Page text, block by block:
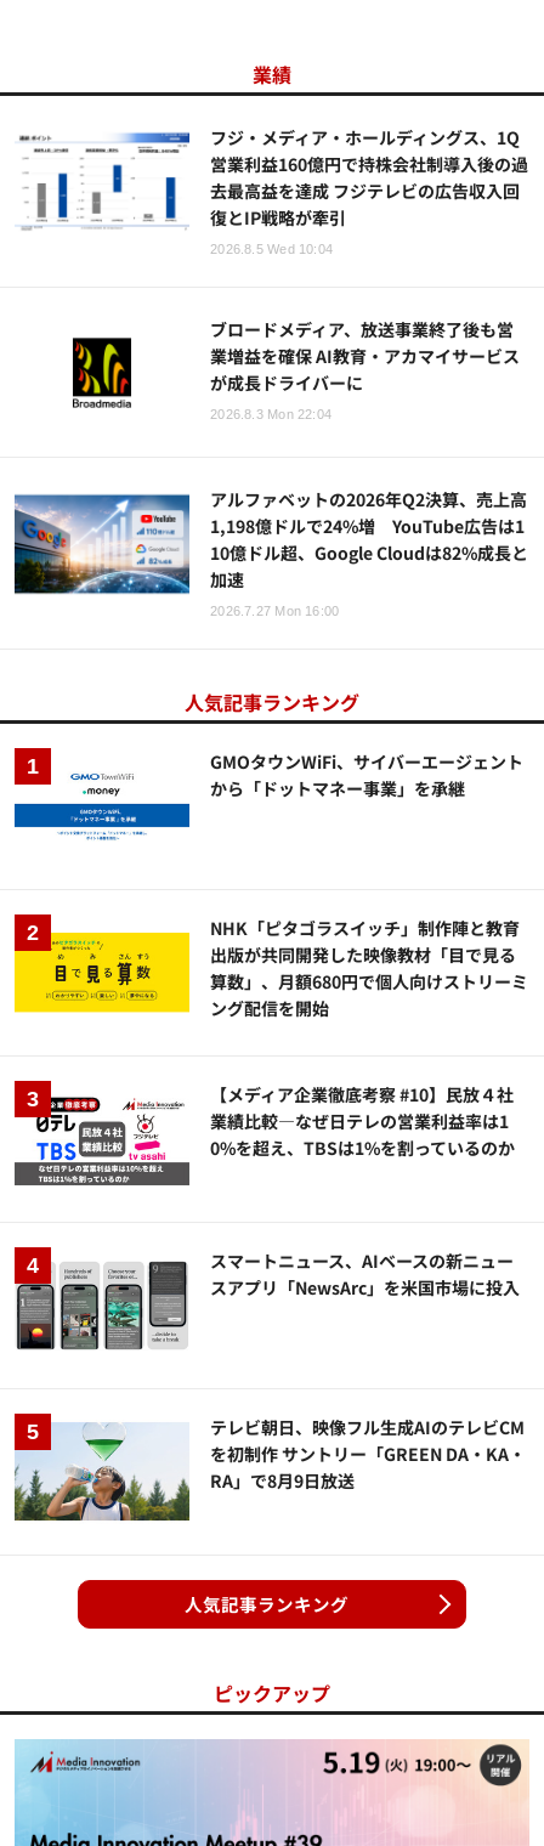
業績
フジ・メディア・ホールディングス、1Q
営業利益160億円で持株会社制導入後の過
去最高益を達成 フジテレビの広告収入回
復とIP戦略が牽引
2026.8.5 Wed 10:04
ブロードメディア、放送事業終了後も営
業増益を確保 AI教育・アカマイサービス
が成長ドライバーに
2026.8.3 Mon 22:04
アルファベットの2026年Q2決算、売上高
1,198億ドルで24%増 YouTube広告は1
10億ドル超、Google Cloudは82%成長と
加速
2026.7.27 Mon 16:00
人気記事ランキング
GMOタウンWiFi、サイバーエージェント
から「ドットマネー事業」を承継
NHK「ピタゴラスイッチ」制作陣と教育
出版が共同開発した映像教材「目で見る
算数」、月額680円で個人向けストリーミ
ング配信を開始
【メディア企業徹底考察 #10】民放４社
業績比較―なぜ日テレの営業利益率は1
0%を超え、TBSは1%を割っているのか
スマートニュース、AIベースの新ニュー
スアプリ「NewsArc」を米国市場に投入
テレビ朝日、映像フル生成AIのテレビCM
を初制作 サントリー「GREEN DA・KA・
RA」で8月9日放送
人気記事ランキング
ピックアップ